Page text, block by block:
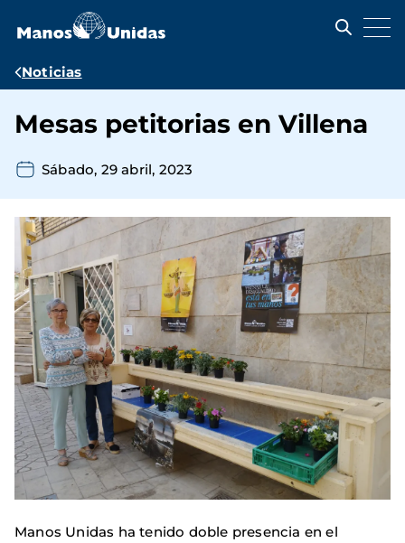
contenido
Ruta
navegación
Noticias
Mesas petitorias en Villena
Sábado, 29 abril, 2023
Manos Unidas ha tenido doble presencia en el